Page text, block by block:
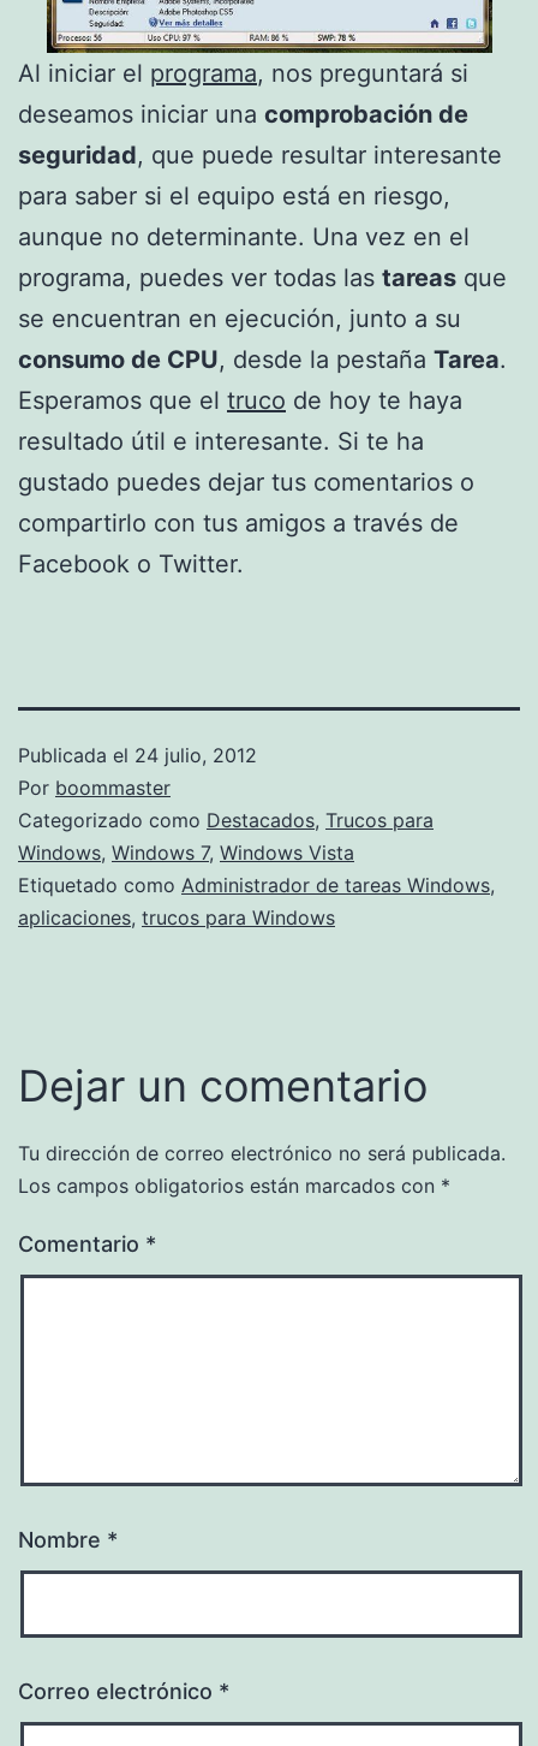
Al iniciar el programa, nos preguntará si
deseamos iniciar una comprobación de
seguridad, que puede resultar interesante
para saber si el equipo está en riesgo,
aunque no determinante. Una vez en el
programa, puedes ver todas las tareas que
se encuentran en ejecución, junto a su
consumo de CPU, desde la pestaña Tarea.
Esperamos que el truco de hoy te haya
resultado útil e interesante. Si te ha
gustado puedes dejar tus comentarios o
compartirlo con tus amigos a través de
Facebook o Twitter.
Publicada el 24 julio, 2012
Por boommaster
Categorizado como Destacados, Trucos para
Windows, Windows 7, Windows Vista
Etiquetado como Administrador de tareas Windows,
aplicaciones, trucos para Windows
Dejar un comentario
Tu dirección de correo electrónico no será publicada.
Los campos obligatorios están marcados con *
Comentario *
Nombre *
Correo electrónico *